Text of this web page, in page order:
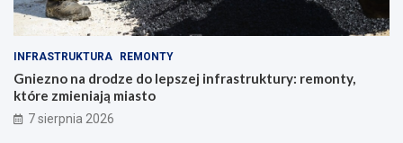
INFRASTRUKTURA REMONTY
Gniezno na drodze do lepszej infrastruktury: remonty,
które zmieniają miasto
7 sierpnia 2026